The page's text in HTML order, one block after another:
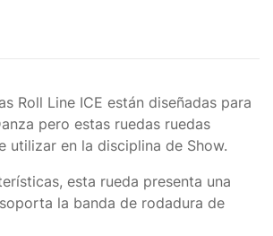
Roll Line ICE están diseñadas para
pero estas ruedas ruedas
utilizar en la disciplina de Show.
esta rueda presenta una
la banda de rodadura de